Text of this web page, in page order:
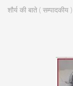
शौर्य की बाते ( सम्पादकीय )